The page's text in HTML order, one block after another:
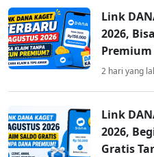
Link
2026,
Premium
2 hari yang
Link
2026,
Gratis